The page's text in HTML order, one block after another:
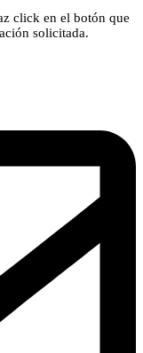
click en el botón que
solicitada.